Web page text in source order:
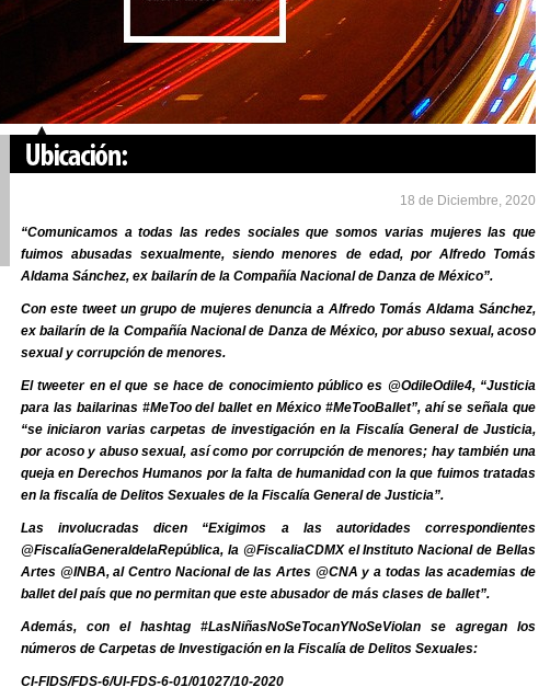
18 de Diciembre, 2020
“Comunicamos a todas las redes sociales que somos varias mujeres las que
fuimos abusadas sexualmente, siendo menores de edad, por Alfredo Tomás
Aldama Sánchez, ex bailarín de la Compañía Nacional de Danza de México”.
Con este tweet un grupo de mujeres denuncia a Alfredo Tomás Aldama Sánchez,
ex bailarín de la Compañía Nacional de Danza de México, por abuso sexual, acoso
sexual y corrupción de menores.
El tweeter en el que se hace de conocimiento público es @OdileOdile4, “Justicia
para las bailarinas #MeToo del ballet en México #MeTooBallet”, ahí se señala que
“se iniciaron varias carpetas de investigación en la Fiscalía General de Justicia,
por acoso y abuso sexual, así como por corrupción de menores; hay también una
queja en Derechos Humanos por la falta de humanidad con la que fuimos tratadas
en la fiscalía de Delitos Sexuales de la Fiscalía General de Justicia”.
Las involucradas dicen “Exigimos a las autoridades correspondientes
@FiscalíaGeneraldelaRepública, la @FiscaliaCDMX el Instituto Nacional de Bellas
Artes @INBA, al Centro Nacional de las Artes @CNA y a todas las academias de
ballet del país que no permitan que este abusador de más clases de ballet”.
Además, con el hashtag #LasNiñasNoSeTocanYNoSeViolan se agregan los
números de Carpetas de Investigación en la Fiscalía de Delitos Sexuales:
CI-FIDS/FDS-6/UI-FDS-6-01/01027/10-2020